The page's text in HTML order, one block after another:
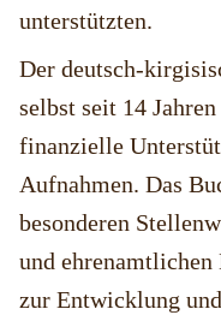
unterstützten.
Der deutsch-
selbst seit 14
finanzielle
Aufnahmen. Das
besonderen
und ehrenamtlichen
zur Entwicklung